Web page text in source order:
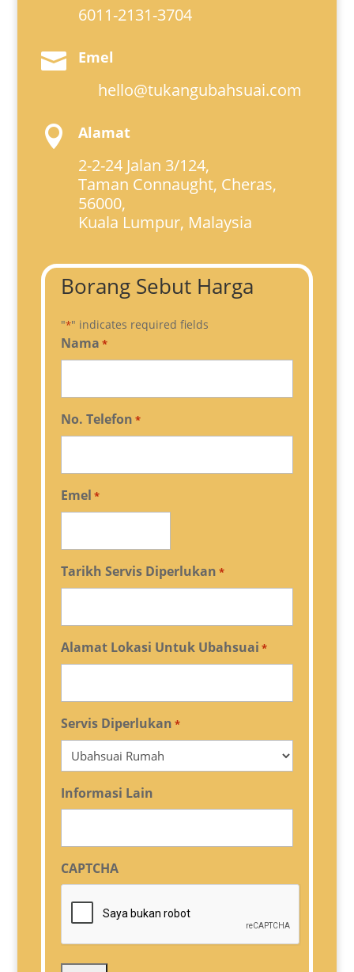
6011-2131-3704
 Emel
hello@tukangubahsuai.com
 Alamat
2-2-24 Jalan 3/124,
Taman Connaught, Cheras,
56000,
Kuala Lumpur, Malaysia
Borang Sebut Harga
"*" indicates required fields
Nama *
No. Telefon *
Emel *
Tarikh Servis Diperlukan *
Alamat Lokasi Untuk Ubahsuai *
Servis Diperlukan *
Informasi Lain
CAPTCHA